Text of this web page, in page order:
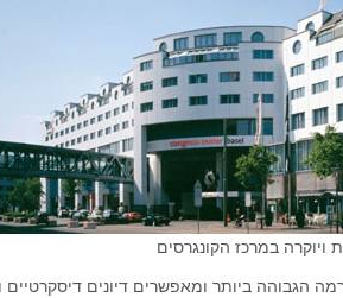
הגבוהה ביותר ומאפשרים דיונים